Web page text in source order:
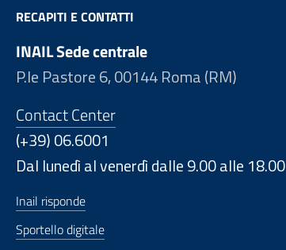
RECAPITI E CONTATTI
INAIL Sede centrale
P.le Pastore 6, 00144 Roma (RM)
Contact Center
(+39) 06.6001
Dal lunedì al venerdì dalle 9.00 alle 18.00
Inail risponde
Sportello digitale